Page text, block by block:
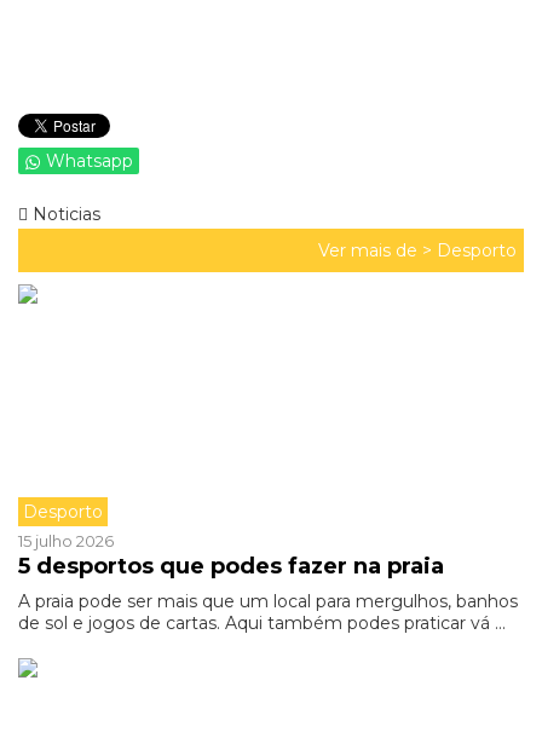
Whatsapp
Noticias
Ver mais de > Desporto
Desporto
15 julho 2026
5 desportos que podes fazer na praia
A praia pode ser mais que um local para mergulhos, banhos
de sol e jogos de cartas. Aqui também podes praticar vá ...